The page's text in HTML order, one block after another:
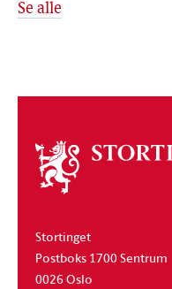
Se alle
Om
stortinget
Stortinget
Postboks 1700 Sentrum
0026 Oslo